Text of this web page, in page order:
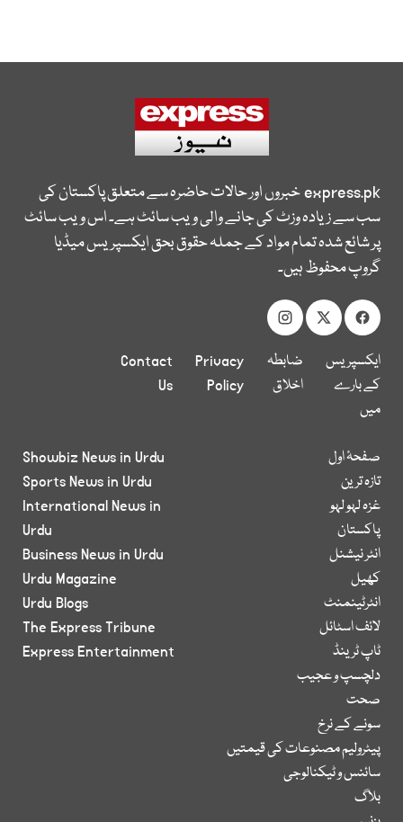
express.pkخبروں اور حالات حاضرہ سے متعلق پاکستان کی
سب سے زیادہ وزٹ کی جانے والی ویب سائٹ ہے۔ اس ویب سائٹ
پر شائع شدہ تمام مواد کے جملہ حقوق بحق ایکسپریس میڈیا
گروپ محفوظ ہیں۔
ایکسپریس
کے بارے
میں
ضابطہ
اخلاق
Privacy
Policy
Contact
Us
صفحۂ اول
تازہ ترین
غزہ لہو لہو
پاکستان
انٹر نیشنل
کھیل
انٹرٹینمنٹ
لائف اسٹائل
ٹاپ ٹرینڈ
دلچسپ و عجیب
صحت
سونے کے نرخ
پیٹرولیم مصنوعات کی قیمتیں
سائنس و ٹیکنالوجی
بلاگ
Showbiz News in Urdu
Sports News in Urdu
International News in
Urdu
Business News in Urdu
Urdu Magazine
Urdu Blogs
The Express Tribune
Express Entertainment